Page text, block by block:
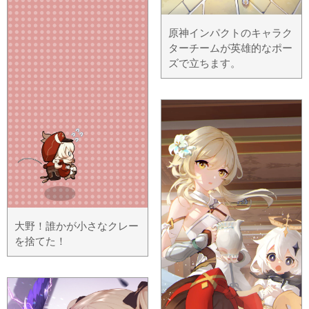
大野！誰かが小さなクレー
を捨てた！
原神インパクトのキャラク
ターチームが英雄的なポー
ズで立ちます。